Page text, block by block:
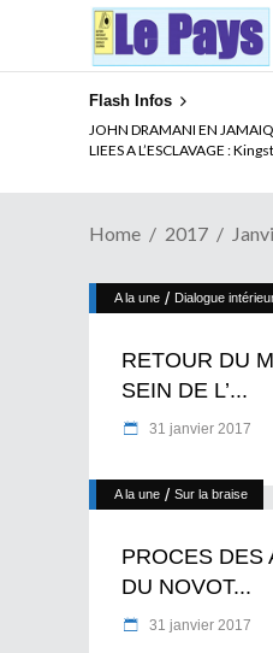
Flash Infos
JOHN DRAMANI EN
LIEES A L’ESCLAVAGE :
Home 2017
A la une / Dialogue
RETOUR DU
SEIN DE L’...
31 janvier 2017
A la une / Sur la braise
PROCES DES
DU NOVOT...
31 janvier 2017